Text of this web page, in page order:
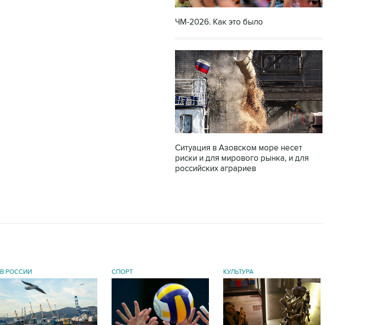
ЧМ-2026. Как это было
Ситуация в Азовском море несет
риски и для мирового рынка, и для
российских аграриев
В РОССИИ СПОРТ КУЛЬТУРА